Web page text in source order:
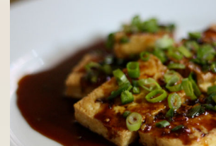
3. Cách làm món kho chay đơn giản với
Với hương vị đậm đà từ món đậu phụ
một trải nghiệm hoàn toàn khác so với
từng thưởng thức.